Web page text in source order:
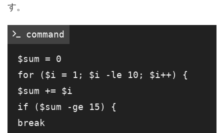
す。
command
$sum = 0
for ($i = 1; $i -le 10; $i++) {
$sum += $i
if ($sum -ge 15) {
break